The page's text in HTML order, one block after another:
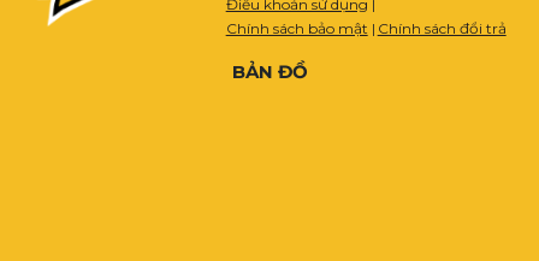
Điều khoản sử dụng |
Chính sách bảo mật | Chính sách đổi trả
BẢN ĐỒ